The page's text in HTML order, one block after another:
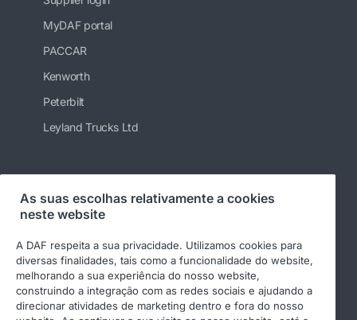
MyDAF portal
PACCAR
Kenworth
Peterbilt
Leyland Trucks Ltd
Siga-nos
As suas escolhas relativamente a cookies
neste website
A DAF respeita a sua privacidade. Utilizamos cookies para
diversas finalidades, tais como a funcionalidade do website,
melhorando a sua experiência do nosso website,
construindo a integração com as redes sociais e ajudando a
direcionar atividades de marketing dentro e fora do nosso